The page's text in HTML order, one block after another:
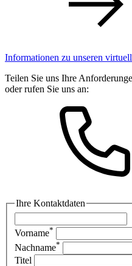
Informationen zu unseren
Teilen Sie uns Ihre
oder rufen Sie uns an:
Ihre Kontaktdaten
Vorname*
Nachname*
Titel